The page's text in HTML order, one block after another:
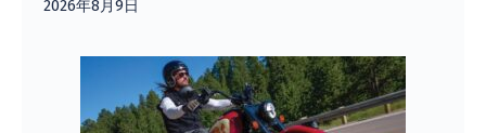
2026年8月9日